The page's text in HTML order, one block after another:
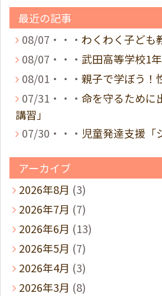
最近の記事
08/07・・・ わくわく子ども
08/07・・・ 武田高等学校1
08/01・・・ 親子で学ぼう！
07/31・・・ 命を守るために
講習」
07/30・・・ 児童発達支援「
アーカイブ
2026年8月 (3)
2026年7月 (7)
2026年6月 (13)
2026年5月 (7)
2026年4月 (3)
2026年3月 (8)